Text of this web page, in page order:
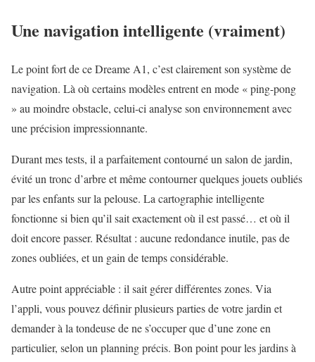
Une navigation intelligente (vraiment)
Le point fort de ce Dreame A1, c’est clairement son système de
navigation. Là où certains modèles entrent en mode « ping-pong
» au moindre obstacle, celui-ci analyse son environnement avec
une précision impressionnante.
Durant mes tests, il a parfaitement contourné un salon de jardin,
évité un tronc d’arbre et même contourner quelques jouets oubliés
par les enfants sur la pelouse. La cartographie intelligente
fonctionne si bien qu’il sait exactement où il est passé… et où il
doit encore passer. Résultat : aucune redondance inutile, pas de
zones oubliées, et un gain de temps considérable.
Autre point appréciable : il sait gérer différentes zones. Via
l’appli, vous pouvez définir plusieurs parties de votre jardin et
demander à la tondeuse de ne s’occuper que d’une zone en
particulier, selon un planning précis. Bon point pour les jardins à